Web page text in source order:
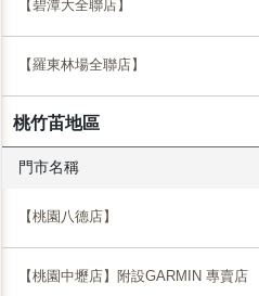
【碧潭大全聯店】
【羅東林場全聯店】
桃竹苖地區
門市名稱
【桃園八德店】
【桃園中壢店】附設GARMIN 專賣店